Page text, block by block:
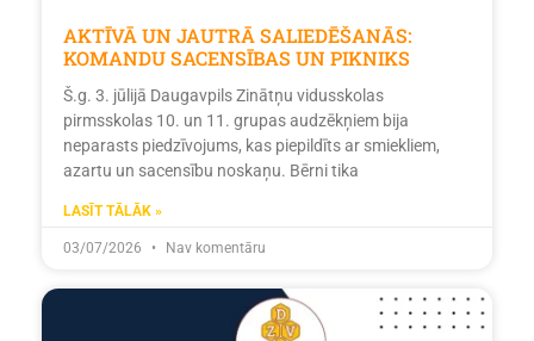
AKTĪVĀ UN JAUTRĀ SALIEDĒŠANĀS:
KOMANDU SACENSĪBAS UN PIKNIKS
Š.g. 3. jūlijā Daugavpils Zinātņu vidusskolas
pirmsskolas 10. un 11. grupas audzēkņiem bija
neparasts piedzīvojums, kas piepildīts ar smiekliem,
azartu un sacensību noskaņu. Bērni tika
LASĪT TĀLĀK »
03/07/2026 Nav komentāru